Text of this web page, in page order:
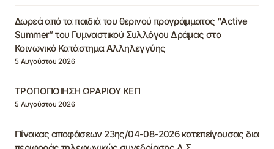
Δωρεά από τα παιδιά του θερινού προγράμματος “Active
Summer” του Γυμναστικού Συλλόγου Δράμας στο
Κοινωνικό Κατάστημα Αλληλεγγύης
5 Αυγούστου 2026
ΤΡΟΠΟΠΟΙΗΣΗ ΩΡΑΡΙΟΥ ΚΕΠ
5 Αυγούστου 2026
Πίνακας αποφάσεων 23ης/04-08-2026 κατεπείγουσας δια